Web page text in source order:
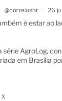
@correiosbr · 26
é estar ao
série AgroLog,
em Brasília
X